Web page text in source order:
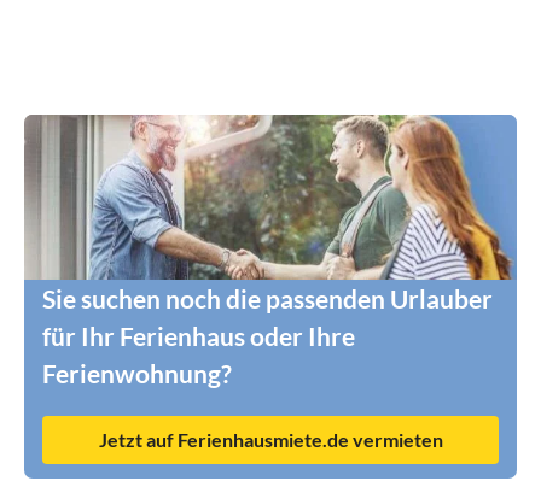
Sie suchen noch die passenden Urlauber
für Ihr Ferienhaus oder Ihre
Ferienwohnung?
Jetzt auf Ferienhausmiete.de vermieten